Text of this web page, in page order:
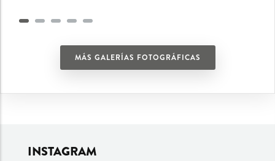
MÁS GALERÍAS FOTOGRÁFICAS
INSTAGRAM